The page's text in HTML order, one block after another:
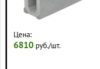
Цена:
6810 руб./шт.